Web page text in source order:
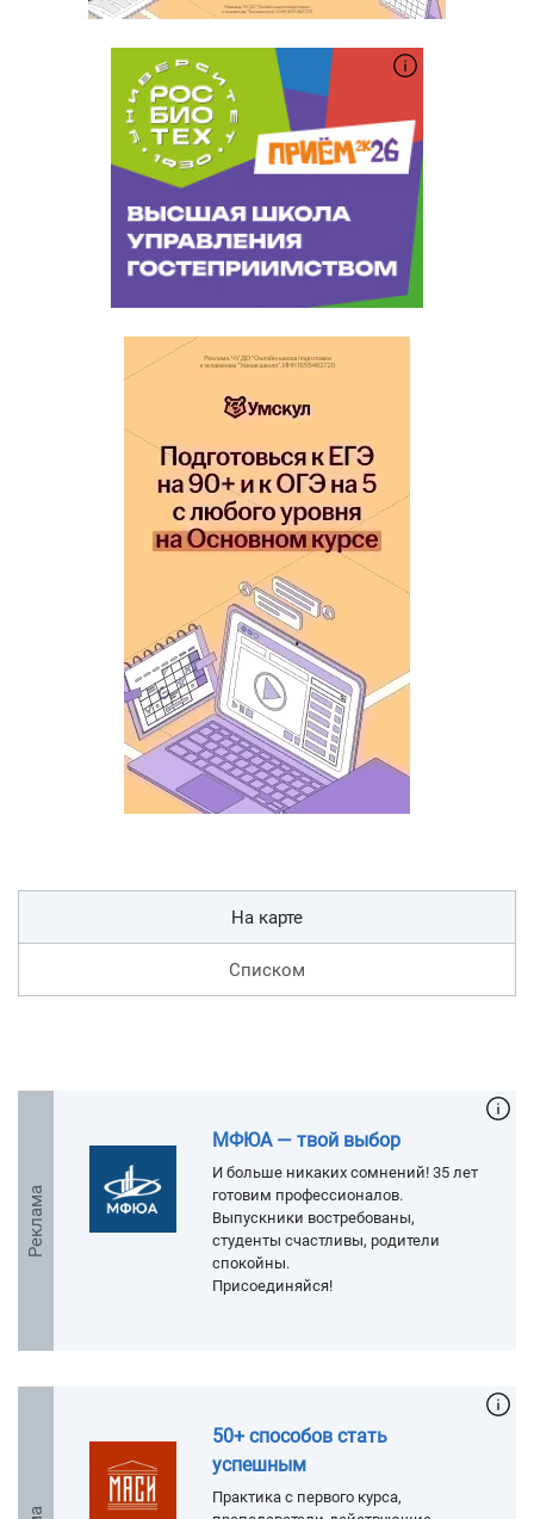
На карте
Списком
Реклама
МФЮА — твой выбор
И больше никаких сомнений! 35 лет
готовим профессионалов.
Выпускники востребованы,
студенты счастливы, родители
спокойны.
Присоединяйся!
50+ способов стать
успешным
Практика с первого курса,